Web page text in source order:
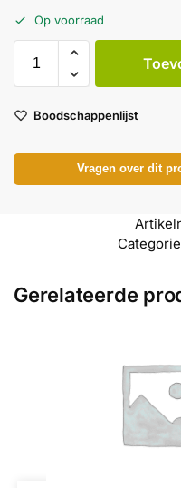
Op voorraad
Boodschappenlijst
Vragen over dit
Gerelateerde